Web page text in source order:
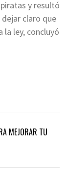
y resultó
claro que
ley, concluyó
MEJORAR TU